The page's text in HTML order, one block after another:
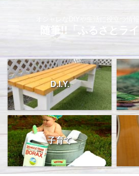
随筆!!「ふるさとラ
D.I.Y.
子育て